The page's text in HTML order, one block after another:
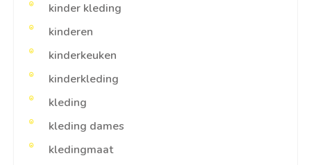
kinder kleding
kinderen
kinderkeuken
kinderkleding
kleding
kleding dames
kledingmaat